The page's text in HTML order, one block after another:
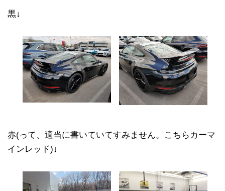
黒↓
赤(って、適当に書いていてすみません。こちらカーマ
インレッド)↓